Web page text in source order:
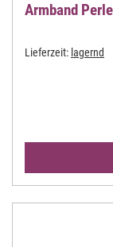
Armband
Lieferzeit: lagernd